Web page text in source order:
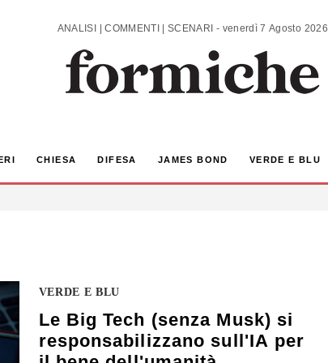
ANALISI | COMMENTI | SCENARI - venerdì 7 Agosto 2026
CHIESA DIFESA JAMES BOND VERDE E BLU
VERDE E BLU
Le Big Tech (senza Musk) si
responsabilizzano sull'IA per